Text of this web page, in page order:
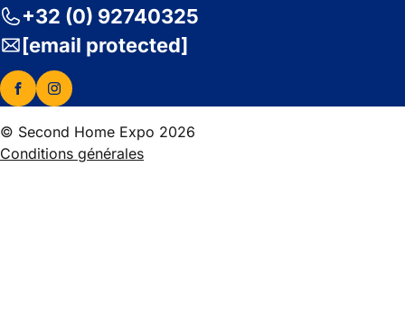
+32 (0) 92740325
[email protected]
© Second Home Expo 2026
Conditions générales